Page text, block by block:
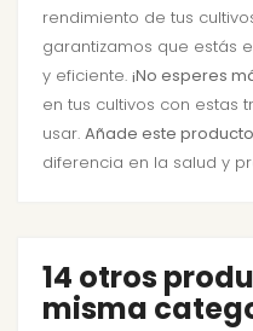
rendimiento de tus
garantizamos que estás
y eficiente. ¡No esperes
en tus cultivos con estas
usar. Añade este
diferencia en la salud y
14 otros
misma